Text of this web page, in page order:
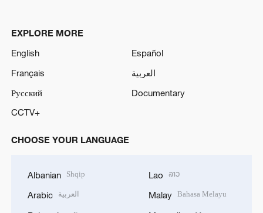
EXPLORE MORE
English
Español
Français
العربية
Русский
Documentary
CCTV+
CHOOSE YOUR LANGUAGE
Albanian Shqip
Arabic العربية
Lao ລາວ
Malay Bahasa Melayu